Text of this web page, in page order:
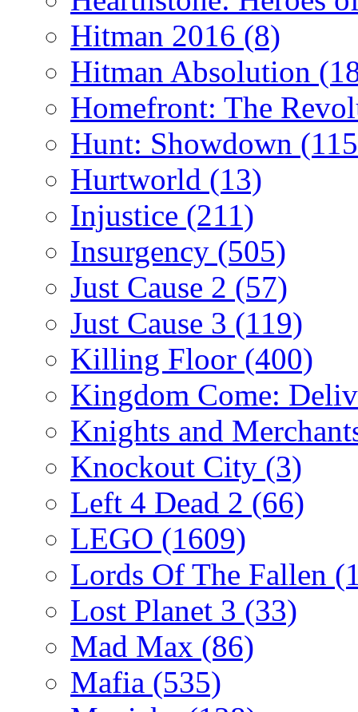
Hitman 2016 (8)
Hitman Absolution
Homefront: The
Hunt: Showdown
Hurtworld (13)
Injustice (211)
Insurgency (505)
Just Cause 2 (57)
Just Cause 3 (119)
Killing Floor (400)
Kingdom Come:
Knights and
Knockout City (3)
Left 4 Dead 2 (66)
LEGO (1609)
Lords Of The Fallen
Lost Planet 3 (33)
Mad Max (86)
Mafia (535)